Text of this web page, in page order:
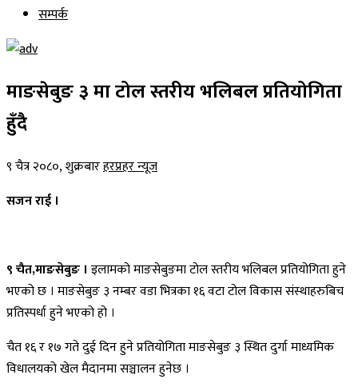
सम्पर्क
माङसेबुङ ३ मा टोल स्तरीय भलिबल प्रतियोगिता
हुँदै
९ चैत्र २०८०, शुक्रबारहरप्रहर न्यूज
सजन राई ।
९ चैत,माङसेबुङ । इलामको माङसेबुङमा टोल स्तरीय भलिबल प्रतियोगिता हुने
भएको छ । माङसेबुङ ३ नम्बर वडा भित्रका १६ वटा टोल विकास संस्थाहरुबिच
प्रतिस्पर्धा हुने भएको हो ।
चैत १६ र १७ गते दुई दिन हुने प्रतियोगिता माङसेबुङ ३ स्थित दुर्गा माध्यमिक
विधालयको खेल मैदानमा सञ्चालन हुनेछ ।